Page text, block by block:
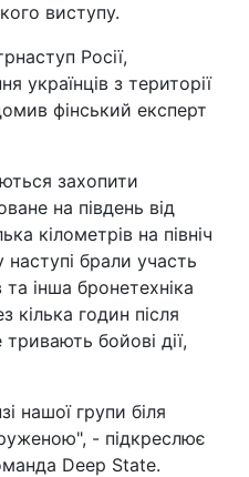
виступу.
Росії,
українців з території
фінський експерт
захопити
на південь від
кілометрів на північ
брали участь
інша бронетехніка
кілька годин після
бойові дії,
нашої групи біля
- підкреслює
Deep State.